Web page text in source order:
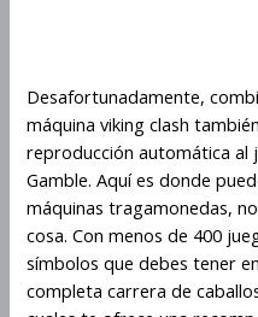
Desafortunadamente,
máquina viking clash
reproducción automática al
Gamble. Aquí es donde
máquinas tragamonedas,
cosa. Con menos de 400
símbolos que debes tener
completa carrera de